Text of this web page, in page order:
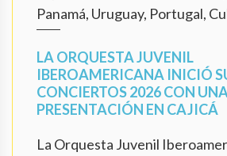
Panamá, Uruguay, Portugal,
LA ORQUESTA JUVENIL
IBEROAMERICANA INICIÓ
CONCIERTOS 2026 CON
PRESENTACIÓN EN CAJICÁ
La Orquesta Juvenil